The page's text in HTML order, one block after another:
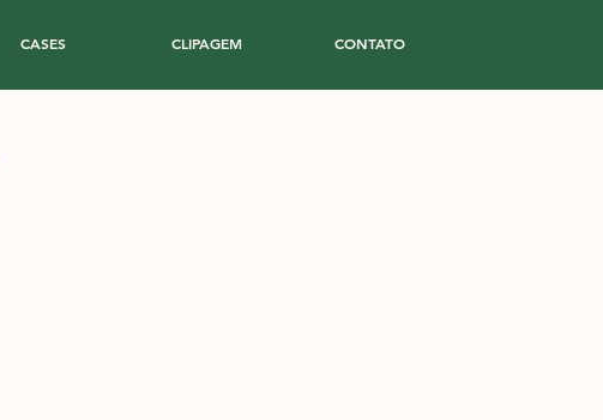
CASES CLIPAGEM CONTATO